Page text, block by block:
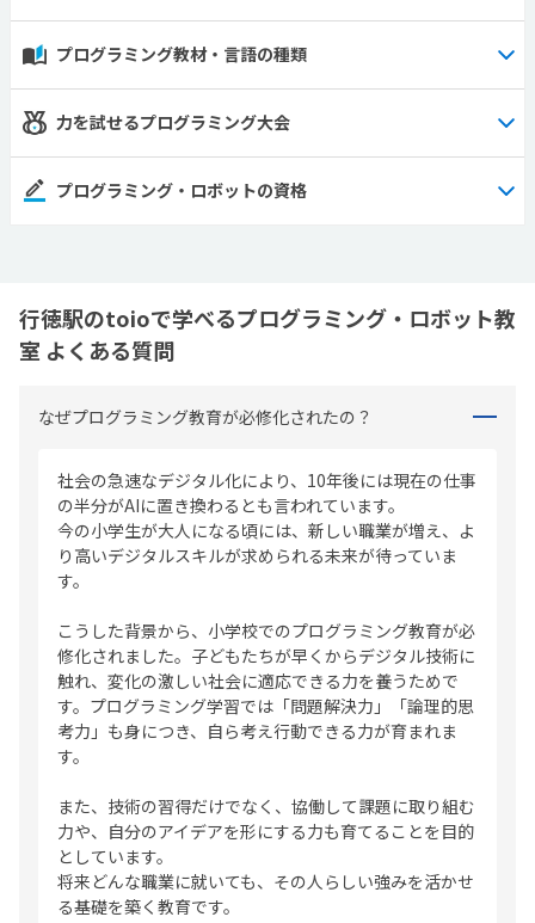
プログラミング教材・言語の種類
力を試せるプログラミング大会
プログラミング・ロボットの資格
行徳駅のtoioで学べるプログラミング・ロボット教
室 よくある質問
なぜプログラミング教育が必修化されたの？
社会の急速なデジタル化により、10年後には現在の仕事
の半分がAIに置き換わるとも言われています。
今の小学生が大人になる頃には、新しい職業が増え、よ
り高いデジタルスキルが求められる未来が待っていま
す。
こうした背景から、小学校でのプログラミング教育が必
修化されました。子どもたちが早くからデジタル技術に
触れ、変化の激しい社会に適応できる力を養うためで
す。プログラミング学習では「問題解決力」「論理的思
考力」も身につき、自ら考え行動できる力が育まれま
す。
また、技術の習得だけでなく、協働して課題に取り組む
力や、自分のアイデアを形にする力も育てることを目的
としています。
将来どんな職業に就いても、その人らしい強みを活かせ
る基礎を築く教育です。